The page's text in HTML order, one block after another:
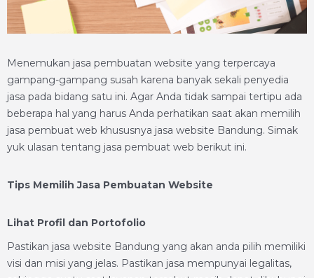
Menemukan jasa pembuatan website yang terpercaya
gampang-gampang susah karena banyak sekali penyedia
jasa pada bidang satu ini. Agar Anda tidak sampai tertipu ada
beberapa hal yang harus Anda perhatikan saat akan memilih
jasa pembuat web khususnya jasa website Bandung. Simak
yuk ulasan tentang jasa pembuat web berikut ini.
Tips Memilih Jasa Pembuatan Website
Lihat Profil dan Portofolio
Pastikan jasa website Bandung yang akan anda pilih memiliki
visi dan misi yang jelas. Pastikan jasa mempunyai legalitas,